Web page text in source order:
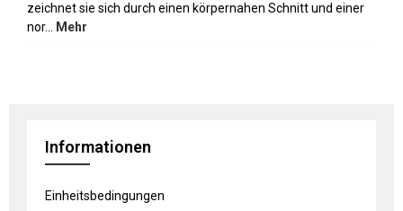
zeichnet sie sich durch einen körpernahen Schnitt und einer
nor…
Mehr
Informationen
Einheitsbedingungen